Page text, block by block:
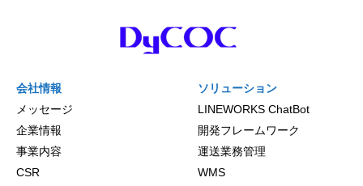
会社情報
メッセージ
企業情報
事業内容
CSR
ソリューション
LINEWORKS ChatBot
開発フレームワーク
運送業務管理
WMS